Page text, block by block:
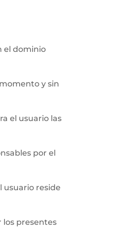
el dominio
y sin
el usuario las
por el
usuario reside
los presentes